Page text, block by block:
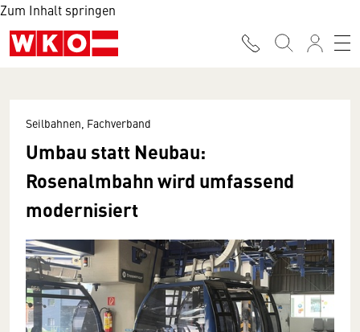
Zum Inhalt springen
Seilbahnen, Fachverband
Umbau statt Neubau:
Rosenalmbahn wird umfassend
modernisiert